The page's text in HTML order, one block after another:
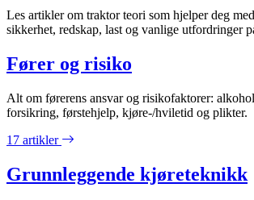
Les artikler om traktor teori som hjelper deg
sikkerhet, redskap, last og vanlige utfordringer
Fører og risiko
Alt om førerens ansvar og risikofaktorer:
forsikring, førstehjelp, kjøre-/hviletid og plikter.
17 artikler
Grunnleggende kjøreteknikk